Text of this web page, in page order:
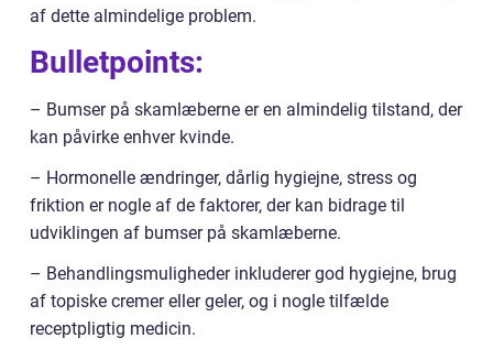
af dette almindelige problem.
Bulletpoints:
– Bumser på skamlæberne er en almindelig tilstand, der
kan påvirke enhver kvinde.
– Hormonelle ændringer, dårlig hygiejne, stress og
friktion er nogle af de faktorer, der kan bidrage til
udviklingen af bumser på skamlæberne.
– Behandlingsmuligheder inkluderer god hygiejne, brug
af topiske cremer eller geler, og i nogle tilfælde
receptpligtig medicin.